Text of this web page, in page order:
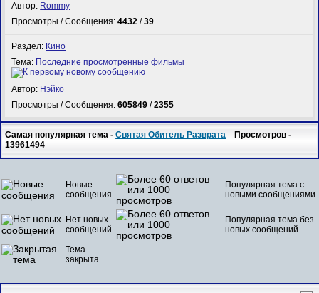
Автор: Rommy
Просмотры / Сообщения:4432 /39
Раздел: Кино
Тема: Последние просмотренные фильмы
Автор: Нэйко
Просмотры / Сообщения:605849 /2355
Самая популярная тема -Святая Обитель Разврата Просмотров -
13961494
Новые
сообщения
Популярная тема с
новыми сообщениями
Нет новых
сообщений
Популярная тема без
новых сообщений
Тема
закрыта